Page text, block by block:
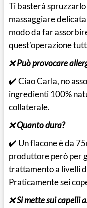
Ti basterà
massaggiare
modo da far
quest’operazione
❌Può provocare
✔️ Ciao Carla, no
ingredienti 100%
collaterale.
❌Quanto dura?
✔️ Un flacone è da
produttore però per
trattamento a livelli
Praticamente sei
❌Si mette sui capelli